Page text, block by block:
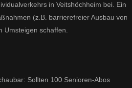
in Veitshöchheim bei. Ein
(z.B. barrierefreier Ausbau von
Umsteigen schaffen.
Sollten 100 Senioren-Abos